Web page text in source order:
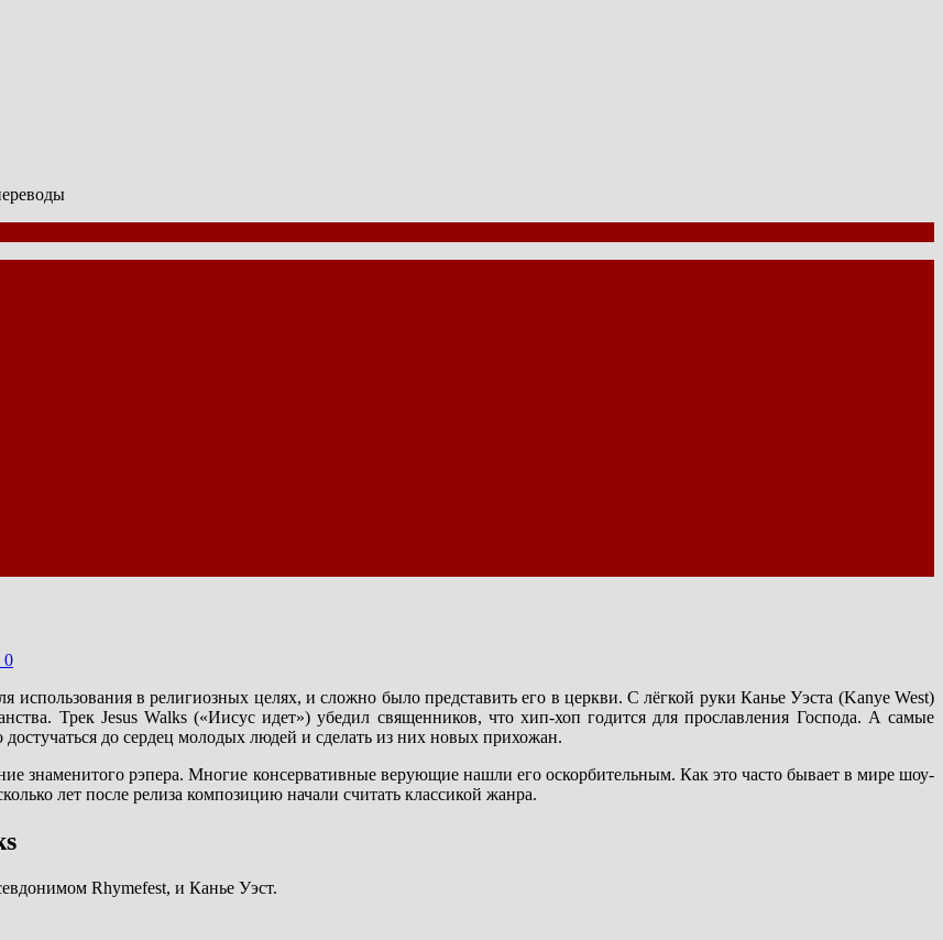
0
использования в религиозных целях, и сложно было представить его в церкви. С лёгкой руки Канье Уэста (Kanye West)
Трек Jesus Walks («Иисус идет») убедил священников, что хип-хоп годится для прославления Господа. А самые
до сердец молодых людей и сделать из них новых прихожан.
знаменитого рэпера. Многие консервативные верующие нашли его оскорбительным. Как это часто бывает в мире шоу-
лет после релиза композицию начали считать классикой жанра.
Rhymefest, и Канье Уэст.